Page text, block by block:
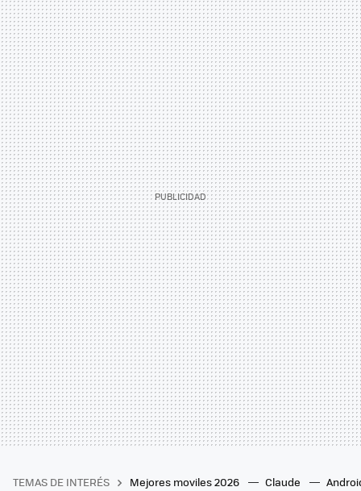
TEMAS DE INTERÉS Mejores moviles 2026 Claude